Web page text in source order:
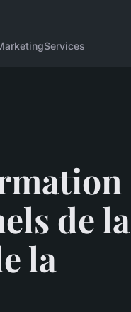
Services
de la
la